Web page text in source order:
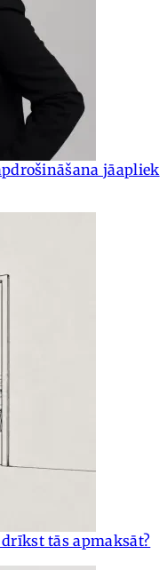
jāapliek
tās apmaksāt?